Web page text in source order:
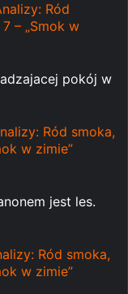
Ród
– „Smok w
pokój w
Ród smoka,
w zimie”
jest les.
Ród smoka,
w zimie”